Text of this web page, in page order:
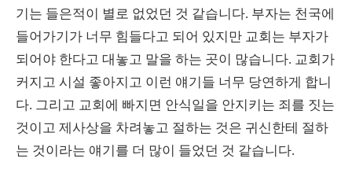
기는 들은적이 별로 없었던 것 같습니다. 부자는 천국에
들어가기가 너무 힘들다고 되어 있지만 교회는 부자가
되어야 한다고 대놓고 말을 하는 곳이 많습니다. 교회가
커지고 시설 좋아지고 이런 얘기들 너무 당연하게 합니
다. 그리고 교회에 빠지면 안식일을 안지키는 죄를 짓는
것이고 제사상을 차려놓고 절하는 것은 귀신한테 절하
는 것이라는 얘기를 더 많이 들었던 것 같습니다.